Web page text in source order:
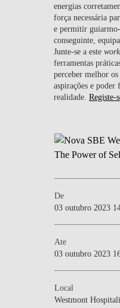
energias
força necessária
e permitir
conseguinte,
Junte-se a este
ferramentas
perceber melhor
aspirações e
realidade.Registe-
De
03 outubro 2023
Ate
03 outubro 2023
Local
Westmont